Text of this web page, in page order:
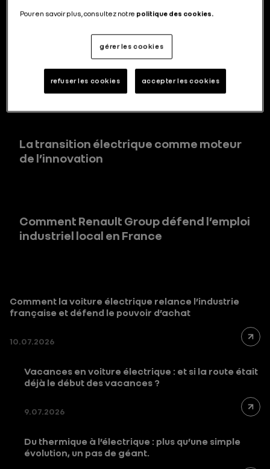
L’ancrage industriel de Renault Group en
France : un modèle exigeant,
responsable et rationnel
La transition électrique comme moteur
de l’innovation
Comment Renault Group défend l’emploi
industriel local en France
Comment la voiture électrique relance l’industrie
française et défend le pouvoir d’achat
10.07.2026
Vacances en voiture électrique : et si la route était
déjà le début des vacances ?
9.07.2026
Du thermique à l’électrique : plus qu’une simple
évolution, un pas de géant.
Pour en savoir plus, consultez notre politique des cookies.
gérer les cookies
refuser les cookies accepter les cookies